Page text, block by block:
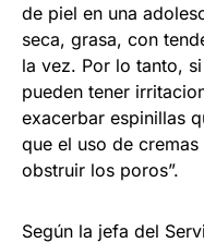
de piel en una
seca, grasa, con
la vez. Por lo tanto,
pueden tener
exacerbar espinillas
que el uso de
obstruir los poros”.
Según la jefa del